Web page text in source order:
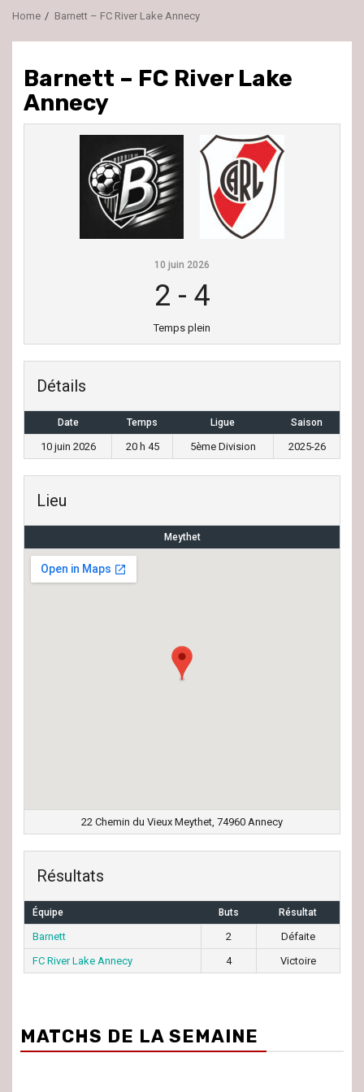
Home Barnett – FC River Lake Annecy
Barnett – FC River Lake
Annecy
10 juin 2026
2 - 4
Temps plein
Détails
Date Temps Ligue Saison
10 juin 2026 20 h 45 5ème Division 2025-26
Lieu
Meythet
22 Chemin du Vieux Meythet, 74960 Annecy
Résultats
Équipe Buts Résultat
Barnett 2
Défaite
FC River Lake Annecy
4 Victoire
MATCHS DE LA SEMAINE